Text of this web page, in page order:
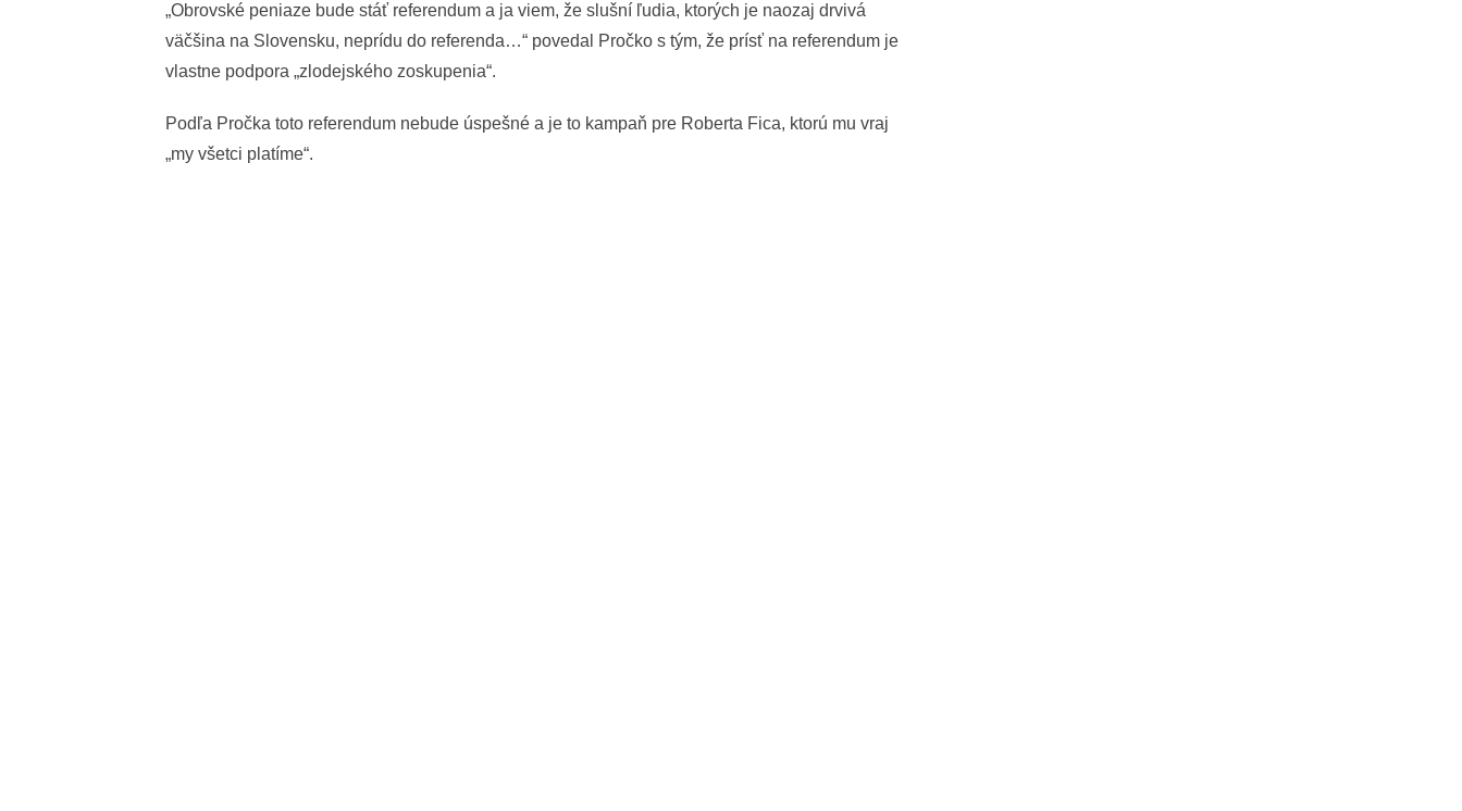
„Obrovské peniaze bude stáť referendum a ja viem, že slušní ľudia, ktorých je naozaj drvivá
väčšina na Slovensku, neprídu do referenda…“ povedal Pročko s tým, že prísť na referendum je
vlastne podpora „zlodejského zoskupenia“.
Podľa Pročka toto referendum nebude úspešné a je to kampaň pre Roberta Fica, ktorú mu vraj
„my všetci platíme“.